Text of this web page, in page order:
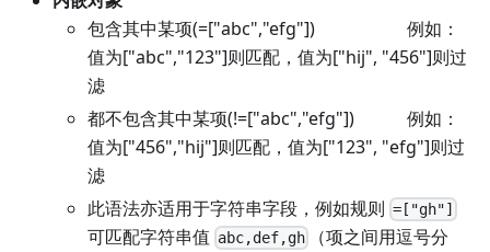
包含其中某项(=["abc","efg"]) 例如：
值为["abc","123"]则匹配，值为["hij", "456"]则过
滤
都不包含其中某项(!=["abc","efg"]) 例如：
值为["456","hij"]则匹配，值为["123", "efg"]则过
滤
此语法亦适用于字符串字段，例如规则 =["gh"]
可匹配字符串值 abc,def,gh
（项之间用逗号分